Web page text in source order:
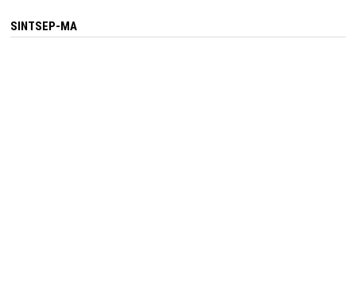
SINTSEP-MA